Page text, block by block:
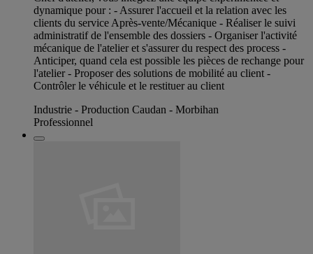
dynamique pour : - Assurer l'accueil et la relation avec les
clients du service Après-vente/Mécanique - Réaliser le suivi
administratif de l'ensemble des dossiers - Organiser l'activité
mécanique de l'atelier et s'assurer du respect des process -
Anticiper, quand cela est possible les pièces de rechange pour
l'atelier - Proposer des solutions de mobilité au client -
Contrôler le véhicule et le restituer au client
Industrie - Production Caudan - Morbihan
Professionnel